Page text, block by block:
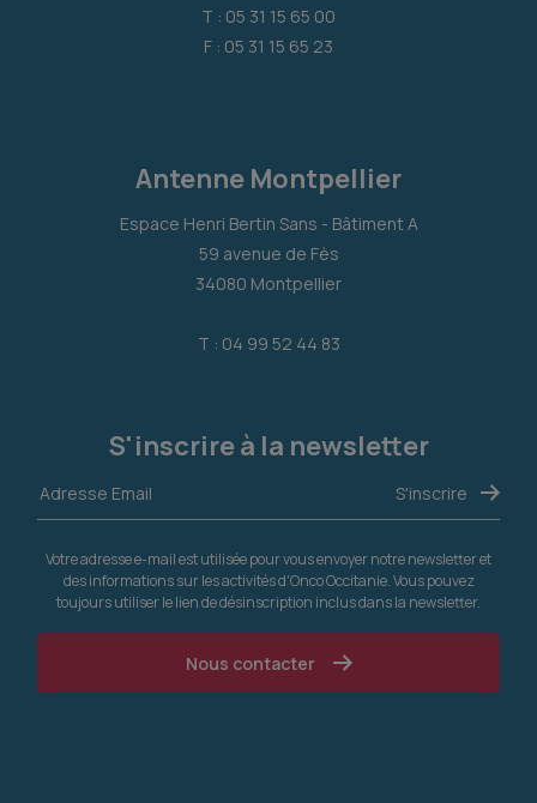
T : 05 31 15 65 00
F : 05 31 15 65 23
Antenne Montpellier
Espace Henri Bertin Sans - Bâtiment A
59 avenue de Fès
34080 Montpellier
T : 04 99 52 44 83
S'inscrire à la newsletter
Votre adresse e-mail est utilisée pour vous envoyer notre newsletter et
des informations sur les activités d'Onco Occitanie. Vous pouvez
toujours utiliser le lien de désinscription inclus dans la newsletter.
Nous contacter